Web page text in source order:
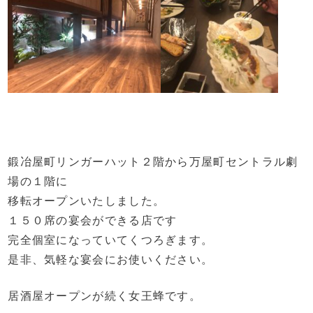
鍛冶屋町リンガーハット２階から万屋町セントラル劇
場の１階に
移転オープンいたしました。
１５０席の宴会ができる店です
完全個室になっていてくつろぎます。
是非、気軽な宴会にお使いください。
居酒屋オープンが続く女王蜂です。